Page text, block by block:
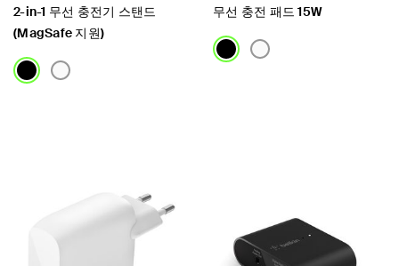
2-in-1 무선 충전기 스탠드
(MagSafe 지원)
무선 충전 패드 15W